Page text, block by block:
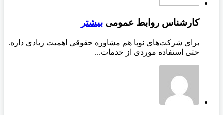
کارشناس روابط عمومی بیشتر
برای شرکت‌های نوپا هم مشاوره حقوقی اهمیت زیادی داره.
حتی استفاده موردی از خدمات...